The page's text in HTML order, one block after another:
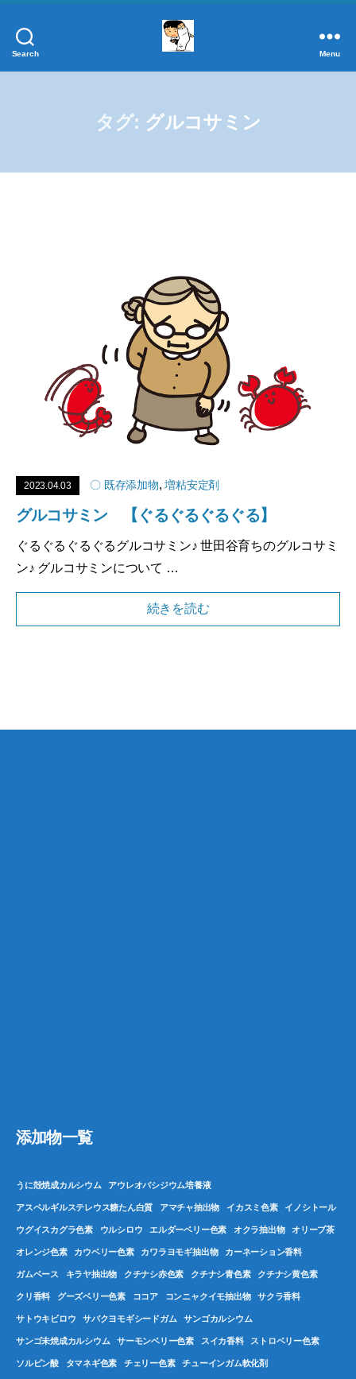
Search
事
し
加
物
Menu
タグ: グルコサミン
2023.04.03 〇 既存添加物,増粘安定剤
グルコサミン 【ぐるぐるぐるぐる】
ぐるぐるぐるぐるグルコサミン♪ 世田谷育ちのグルコサミ
ン♪ グルコサミンについて …
続きを読む
添加物一覧
うに殻焼成カルシウム アウレオバシジウム培養液
アスペルギルステレウス糖たん白質 アマチャ抽出物 イカスミ色素 イノシトール
ウグイスカグラ色素 ウルシロウ エルダーベリー色素 オクラ抽出物 オリーブ茶
オレンジ色素 カウベリー色素 カワラヨモギ抽出物 カーネーション香料
ガムベース キラヤ抽出物 クチナシ赤色素 クチナシ青色素 クチナシ黄色素
クリ香料 グーズベリー色素 ココア コンニャクイモ抽出物 サクラ香料
サトウキビロウ サバクヨモギシードガム サンゴカルシウム
サンゴ未焼成カルシウム サーモンベリー色素 スイカ香料 ストロベリー色素
ソルビン酸 タマネギ色素 チェリー色素 チューインガム軟化剤